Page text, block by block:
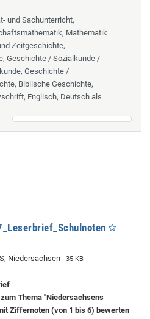
und Sachunterricht,
Mathematik
Zeitgeschichte,
Geschichte / Sozialkunde /
Geschichte /
Biblische Geschichte,
Englisch, Deutsch als
Niedersachsen 35 KB
Thema "Niedersachsens
Ziffernoten (von 1 bis 6) bewerten